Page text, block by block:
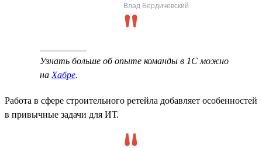
Влад Бердичевский
Узнать больше об опыте команды в 1С можно
на Хабре.
Работа в сфере строительного ретейла добавляет особенностей
в привычные задачи для ИТ.